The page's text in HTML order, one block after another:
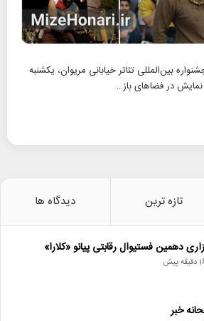
بین‌المللی تئاتر خیابانی مریوان، یکشنبه
تازه ترین دیدگاه ها
دهمین فستیوال رقابتی پیانو «کلارا»
پیش
خبر